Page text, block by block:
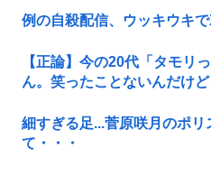
例の自殺配信、ウッキウキ
【正論】今の20代「タモリ
ん。笑ったことないんだけ
細すぎる足...菅原咲月のポリ
て・・・